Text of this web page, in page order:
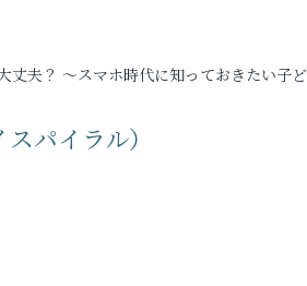
丈夫？ ～スマホ時代に知っておきたい子
パイラル）